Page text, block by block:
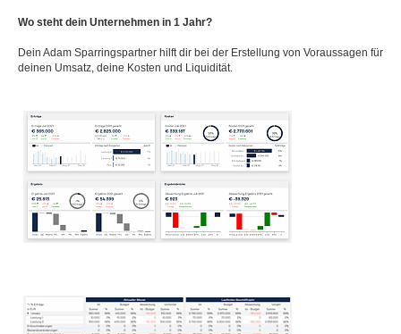
Wo steht dein Unternehmen in 1 Jahr?
Dein Adam Sparringspartner hilft dir bei der Erstellung von Voraussagen für
deinen Umsatz, deine Kosten und Liquidität.